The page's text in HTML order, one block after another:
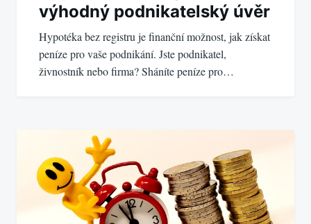
výhodný podnikatelský úvěr
Hypotéka bez registru je finanční možnost, jak získat
peníze pro vaše podnikání. Jste podnikatel,
živnostník nebo firma? Sháníte peníze pro…